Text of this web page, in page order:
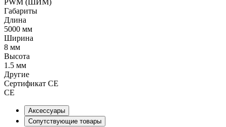
Габариты
Длина
5000 мм
Ширина
8 мм
Высота
1.5 мм
Другие
Сертификат CE
CE
Аксессуары
Сопутствующие товары